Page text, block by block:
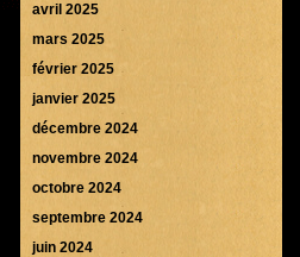
avril 2025
mars 2025
février 2025
janvier 2025
décembre 2024
novembre 2024
octobre 2024
septembre 2024
juin 2024